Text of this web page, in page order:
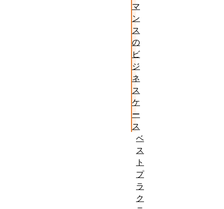
マ
ン
ス
の
ビ
ジ
ネ
ス
ケ
ー
ス
ベ
ス
ト
プ
ラ
ク